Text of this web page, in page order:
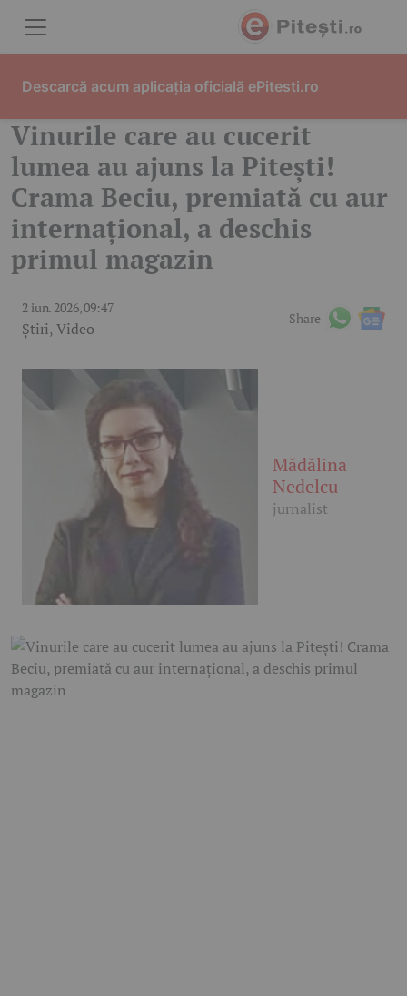
Vinurile care au cucerit
lumea au ajuns la Pitești!
Crama Beciu, premiată cu aur
internațional, a deschis
primul magazin
2 iun. 2026, 09:47
Știri,Video
Share
Mădălina
Nedelcu
jurnalist
Descarcă acum aplicația oficială ePitesti.ro